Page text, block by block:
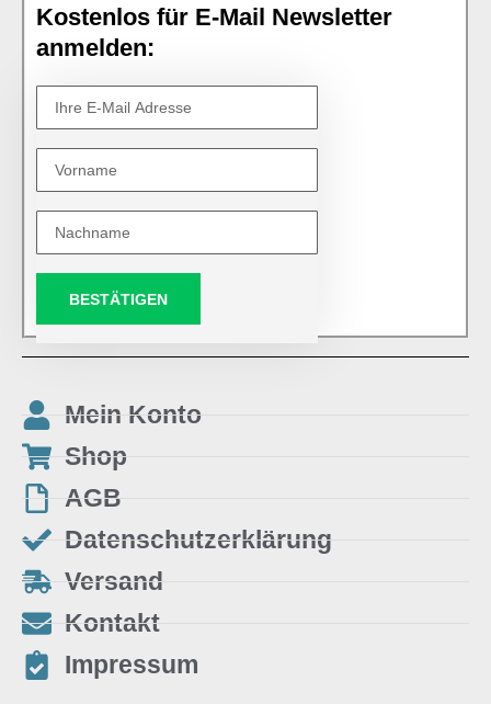
Kostenlos für E-Mail Newsletter
anmelden:
BESTÄTIGEN
Mein Konto
Shop
AGB
Datenschutzerklärung
Versand
Kontakt
Impressum